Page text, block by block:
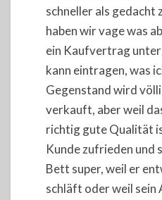
schneller als gedacht
haben wir vage was
ein Kaufvertrag
kann eintragen, was
Gegenstand wird
verkauft, aber weil
richtig gute Qualität
Kunde zufrieden und
Bett super, weil er
schläft oder weil sein